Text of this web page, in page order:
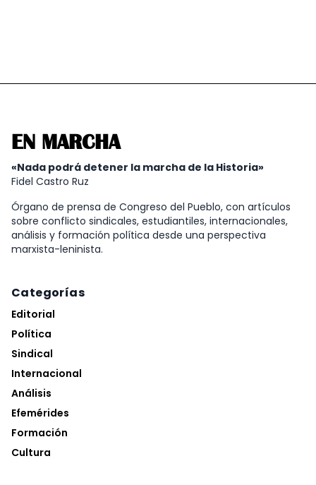
EN MARCHA
«Nada podrá detener la marcha de la Historia»
Fidel Castro Ruz
Órgano de prensa de Congreso del Pueblo, con artículos
sobre conflicto sindicales, estudiantiles, internacionales,
análisis y formación política desde una perspectiva
marxista-leninista.
Categorías
Editorial
Política
Sindical
Internacional
Análisis
Efemérides
Formación
Cultura